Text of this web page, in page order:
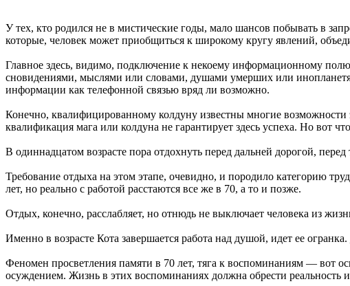
У тех, кто родился не в мистические годы, мало шансов побывать в
которые, человек может приобщиться к широкому кругу явлений,
Главное здесь, видимо, подключение к некоему информационному
сновидениями, мыслями или словами, душами умерших или
информации как телефонной связью вряд ли возможно.
Конечно, квалифицированному колдуну известны многие
квалификация мага или колдуна не гарантирует здесь успеха. Но вот
В одиннадцатом возрасте пора отдохнуть перед дальней дорогой,
Требование отдыха на этом этапе, очевидно, и породило категорию
лет, но реально с работой расстаются все же в 70, а то и позже.
Отдых, конечно, расслабляет, но отнюдь не выключает человека из
Именно в возрасте Кота завершается работа над душой, идет ее
Феномен просветления памяти в 70 лет, тяга к воспоминаниям — вот
осуждением. Жизнь в этих воспоминаниях должна обрести реальность